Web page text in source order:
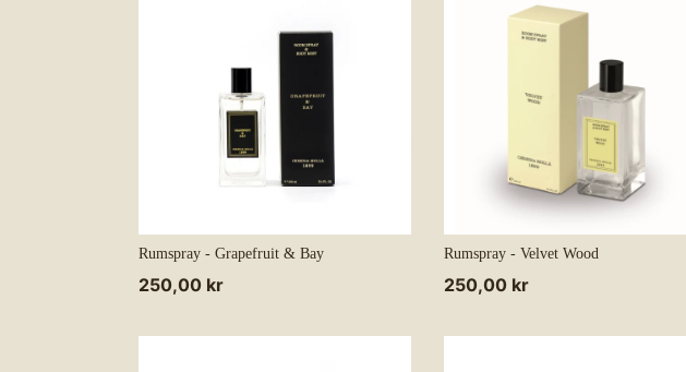
Rumspray - Grapefruit & Bay
Normalpris
250,00 kr
Rumspray - Velvet Wood
Normalpris
250,00 kr